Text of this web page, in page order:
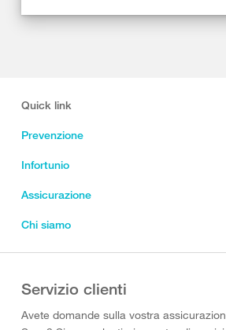
Quick link
Prevenzione
Infortunio
Assicurazione
Chi siamo
Servizio clienti
Avete domande sulla vostra